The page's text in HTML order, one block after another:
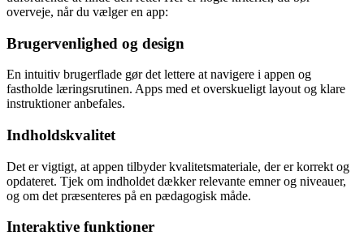
overveje, når du vælger en app:
Brugervenlighed og design
En intuitiv brugerflade gør det lettere at navigere i appen og
fastholde læringsrutinen. Apps med et overskueligt layout og klare
instruktioner anbefales.
Indholdskvalitet
Det er vigtigt, at appen tilbyder kvalitetsmateriale, der er korrekt og
opdateret. Tjek om indholdet dækker relevante emner og niveauer,
og om det præsenteres på en pædagogisk måde.
Interaktive funktioner